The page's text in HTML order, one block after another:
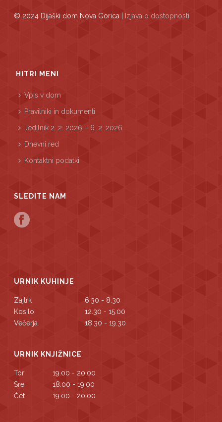
© 2024 Dijaški dom Nova Gorica | Izjava o dostopnosti
HITRI MENI
Vpis v dom
Pravilniki in dokumenti
Jedilnik 2. 2. 2026 – 6. 2. 2026
Dnevni red
Kontaktni podatki
SLEDITE NAM
URNIK KUHINJE
Zajtrk
6.30 - 8.30
Kosilo
12.30 - 15.00
Večerja
18.30 - 19.30
URNIK KNJIŽNICE
Tor
19.00 - 20.00
Sre
18.00 - 19.00
Čet
19.00 - 20.00